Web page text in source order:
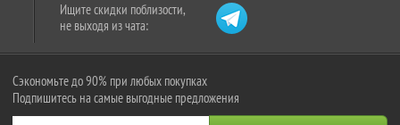
Ищите скидки поблизости,
не выходя из чата:
Сэкономьте до 90% при любых покупках
Подпишитесь на самые выгодные предложения